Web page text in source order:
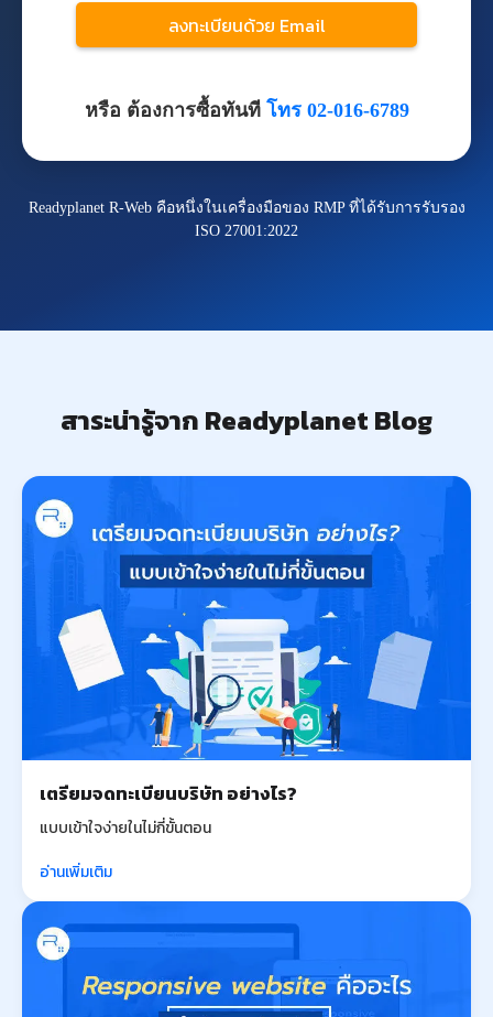
หรือ ต้องการซื้อทันที โทร 02-016-6789
Readyplanet R-Web คือหนึ่งในเครื่องมือของ RMP ที่ได้รับการรับรอง
ISO 27001:2022
สาระน่ารู้จาก Readyplanet Blog
เตรียมจดทะเบียนบริษัท อย่างไร?
แบบเข้าใจง่ายในไม่กี่ขั้นตอน
อ่านเพิ่มเติม